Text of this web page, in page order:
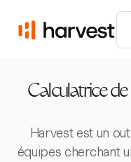
Calculatrice de
Harvest est un
équipes cherchant